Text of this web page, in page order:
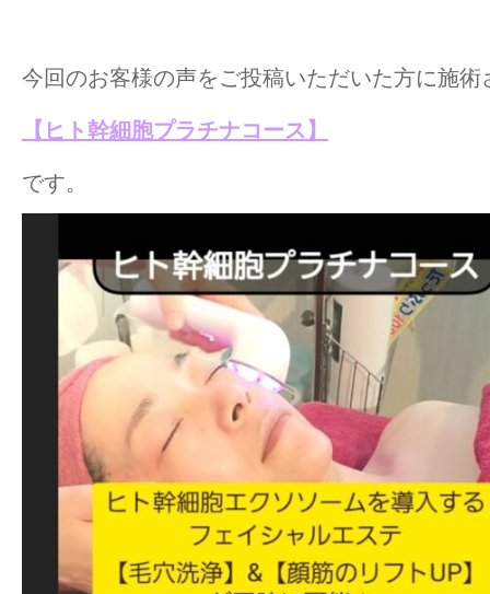
今回のお客様の声をご投稿いただいた方に施
【ヒト幹細胞プラチナコース】
です。